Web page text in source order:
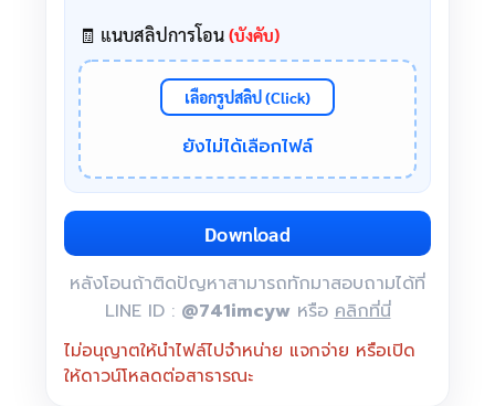
🧾 แนบสลิปการโอน(บังคับ)
เลือกรูปสลิป (Click)
ยังไม่ได้เลือกไฟล์
Download
หลังโอนถ้าติดปัญหาสามารถทักมาสอบถามได้ที่
LINE ID : @741imcyw หรือคลิกที่นี่
ไม่อนุญาตให้นำไฟล์ไปจำหน่าย แจกจ่าย หรือเปิด
ให้ดาวน์โหลดต่อสาธารณะ